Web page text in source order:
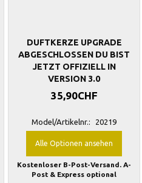
DUFTKERZE UPGRADE
ABGESCHLOSSEN DU BIST
JETZT OFFIZIELL IN
VERSION 3.0
35,90CHF
Model/Artikelnr.: 20219
Alle Optionen ansehen
Kostenloser B-Post-Versand. A-
Post & Express optional